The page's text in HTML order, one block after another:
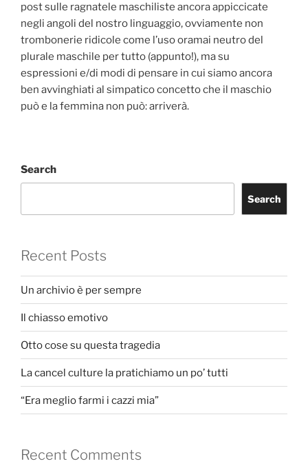
post sulle ragnatele maschiliste ancora appiccicate
negli angoli del nostro linguaggio, ovviamente non
trombonerie ridicole come l’uso oramai neutro del
plurale maschile per tutto (appunto!), ma su
espressioni e/di modi di pensare in cui siamo ancora
ben avvinghiati al simpatico concetto che il maschio
può e la femmina non può: arriverà.
Search
Search
Recent Posts
Un archivio è per sempre
Il chiasso emotivo
Otto cose su questa tragedia
La cancel culture la pratichiamo un po’ tutti
“Era meglio farmi i cazzi mia”
Recent Comments